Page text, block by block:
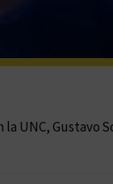
la UNC,